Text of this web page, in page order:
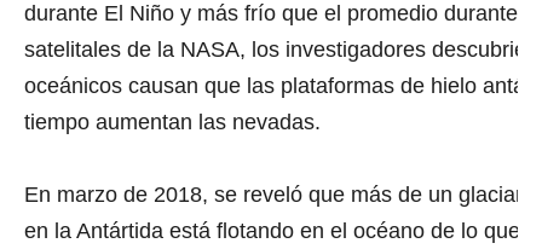
durante El Niño y más frío que el promedio durante
satelitales de la NASA, los investigadores
oceánicos causan que las plataformas de hielo
tiempo aumentan las nevadas.
En marzo de 2018, se reveló que más de un glaciar
en la Antártida está flotando en el océano de lo que